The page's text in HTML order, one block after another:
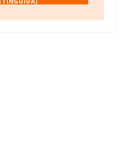
ventas entre todas las
Ciudad Real, en la base de